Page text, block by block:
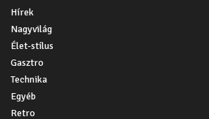
Hírek
Nagyvilág
Élet-stílus
Gasztro
Technika
Egyéb
Retro